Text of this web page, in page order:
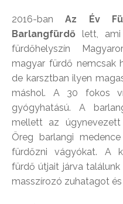
2016-banAz Év
Barlangfürdő lett, ami
fürdőhelyszín
magyar fürdő nemcsak
de karsztban ilyen
máshol. A 30 fokos
gyógyhatású. A
mellett az úgynevezett
Öreg barlangi
fürdőzni vágyókat. A
fürdő útjait járva
masszírozó zuhatagot